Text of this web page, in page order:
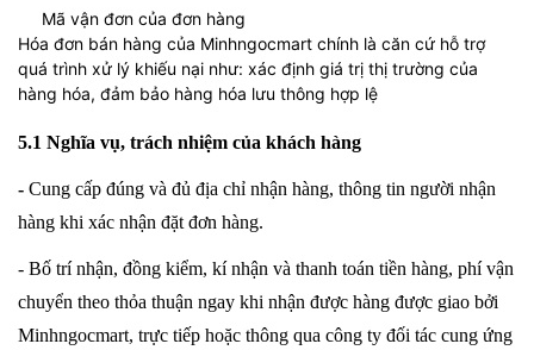
Mã vận đơn của đơn hàng
Hóa đơn bán hàng của Minhngocmart chính là căn cứ hỗ trợ
quá trình xử lý khiếu nại như: xác định giá trị thị trường của
hàng hóa, đảm bảo hàng hóa lưu thông hợp lệ
5.1 Nghĩa vụ, trách nhiệm của khách hàng
- Cung cấp đúng và đủ địa chỉ nhận hàng, thông tin người nhận
hàng khi xác nhận đặt đơn hàng.
- Bố trí nhận, đồng kiểm, kí nhận và thanh toán tiền hàng, phí vận
chuyển theo thỏa thuận ngay khi nhận được hàng được giao bởi
Minhngocmart, trực tiếp hoặc thông qua công ty đối tác cung ứng